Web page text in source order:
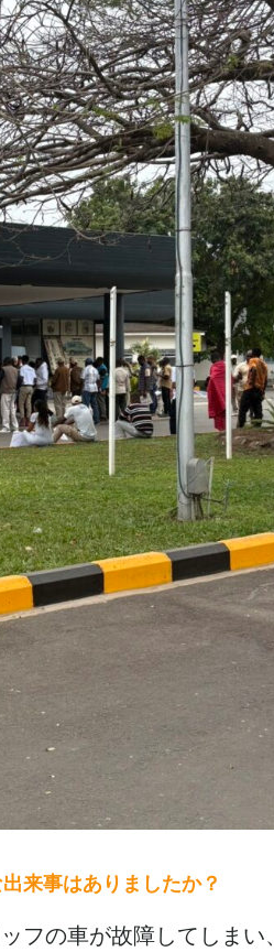
来事はありましたか？
フの車が故障してしまい、